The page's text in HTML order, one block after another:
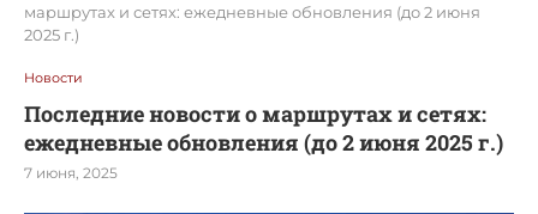
маршрутах и сетях: ежедневные обновления (до 2 июня
2025 г.)
Новости
Последние новости о маршрутах и сетях:
ежедневные обновления (до 2 июня 2025 г.)
7 июня, 2025